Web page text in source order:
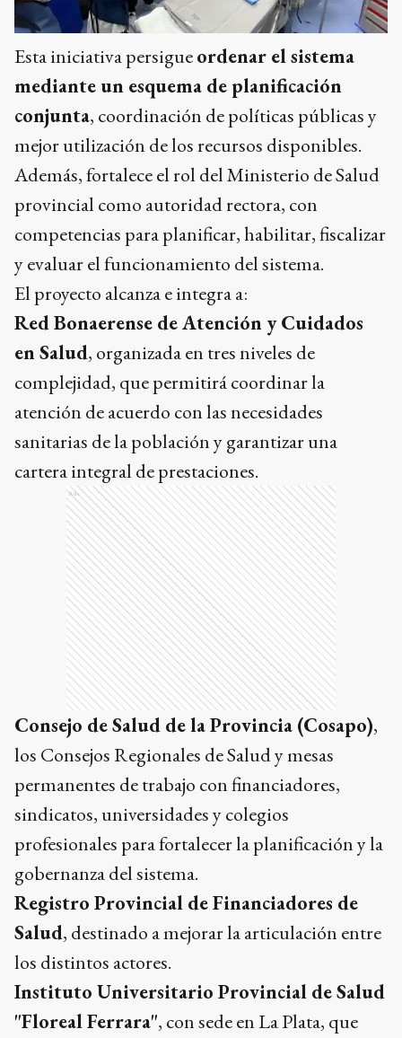
Esta iniciativa persigueordenar el sistema
mediante un esquema de planificación
conjunta, coordinación de políticas públicas y
mejor utilización de los recursos disponibles.
Además, fortalece el rol del Ministerio de Salud
provincial como autoridad rectora, con
competencias para planificar, habilitar, fiscalizar
y evaluar el funcionamiento del sistema.
El proyecto alcanza e integra a:
Red Bonaerense de Atención y Cuidados
en Salud, organizada en tres niveles de
complejidad, que permitirá coordinar la
atención de acuerdo con las necesidades
sanitarias de la población y garantizar una
cartera integral de prestaciones.
Ads
Consejo de Salud de la Provincia (Cosapo),
los Consejos Regionales de Salud y mesas
permanentes de trabajo con financiadores,
sindicatos, universidades y colegios
profesionales para fortalecer la planificación y la
gobernanza del sistema.
Registro Provincial de Financiadores de
Salud, destinado a mejorar la articulación entre
los distintos actores.
Instituto Universitario Provincial de Salud
"Floreal Ferrara", con sede en La Plata, que